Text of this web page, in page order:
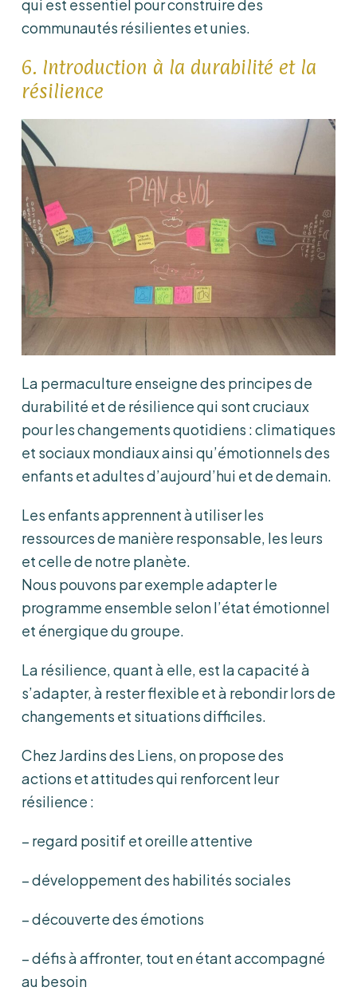
qui est essentiel pour construire des
communautés résilientes et unies.
6. Introduction à la durabilité et la
résilience
La permaculture enseigne des principes de
durabilité et de résilience qui sont cruciaux
pour les changements quotidiens : climatiques
et sociaux mondiaux ainsi qu’émotionnels des
enfants et adultes d’aujourd’hui et de demain.
Les enfants apprennent à utiliser les
ressources de manière responsable, les leurs
et celle de notre planète.
Nous pouvons par exemple adapter le
programme ensemble selon l’état émotionnel
et énergique du groupe.
La résilience, quant à elle, est la capacité à
s’adapter, à rester flexible et à rebondir lors de
changements et situations difficiles.
Chez Jardins des Liens, on propose des
actions et attitudes qui renforcent leur
résilience :
– regard positif et oreille attentive
– développement des habilités sociales
– découverte des émotions
– défis à affronter, tout en étant accompagné
au besoin